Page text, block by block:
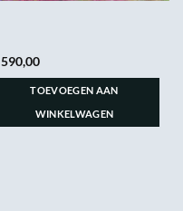
590,00
TOEVOEGEN AAN
WINKELWAGEN